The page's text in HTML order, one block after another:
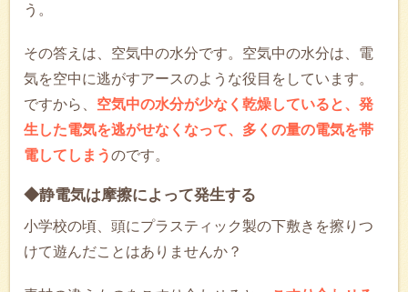
う。
その答えは、空気中の水分です。空気中の水分は、電
気を空中に逃がすアースのような役目をしています。
ですから、 空気中の水分が少なく乾燥していると、発
生した電気を逃がせなくなって、多くの量の電気を帯
電してしまうのです。
◆静電気は摩擦によって発生する
小学校の頃、頭にプラスティック製の下敷きを擦りつ
けて遊んだことはありませんか？